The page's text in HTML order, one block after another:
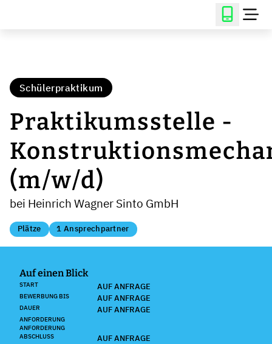
Schülerpraktikum
Praktikumsstelle -
(m/w/d)
bei Heinrich Wagner Sinto GmbH
Plätze 1 Ansprechpartner
Auf einen Blick
START AUF ANFRAGE
BEWERBUNG BIS AUF ANFRAGE
DAUER AUF ANFRAGE
ANFORDERUNG
ANFORDERUNG
ABSCHLUSS
AUF ANFRAGE